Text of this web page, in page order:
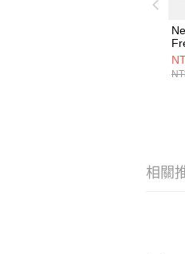
相關